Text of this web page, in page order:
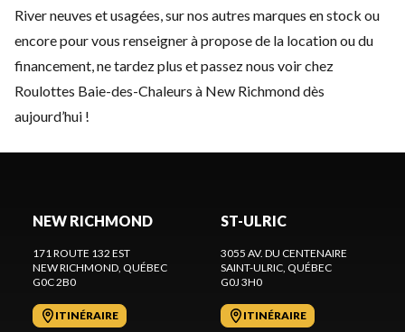
River neuves et usagées, sur nos autres marques en stock ou
encore pour vous renseigner à propose de la location ou du
financement, ne tardez plus et passez nous voir chez
Roulottes Baie-des-Chaleurs à New Richmond dès
aujourd’hui !
NEW RICHMOND
171 ROUTE 132 EST
NEW RICHMOND, QUÉBEC
G0C 2B0
ITINÉRAIRE
ST-ULRIC
3055 AV. DU CENTENAIRE
SAINT-ULRIC, QUÉBEC
G0J 3H0
ITINÉRAIRE